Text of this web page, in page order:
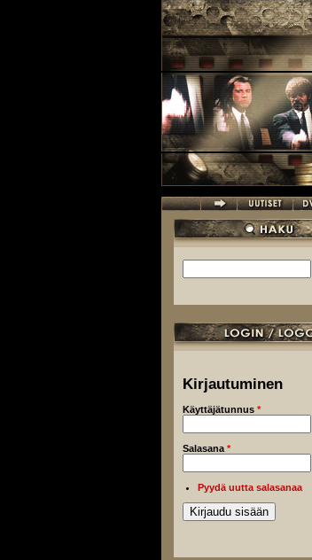
Hakulomake
Kirjautuminen
Käyttäjätunnus *
Salasana *
Pyydä uutta salasanaa